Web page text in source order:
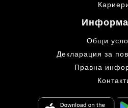
Общи
Декларация за
Правна